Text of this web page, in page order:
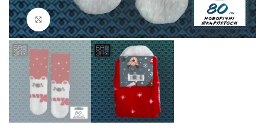
Натисніть, щоб збільшити